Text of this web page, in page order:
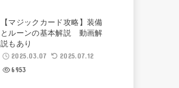
【マジックカード攻略】装備
とルーンの基本解説 動画解
説もあり
2025.03.07
2025.07.12
6953